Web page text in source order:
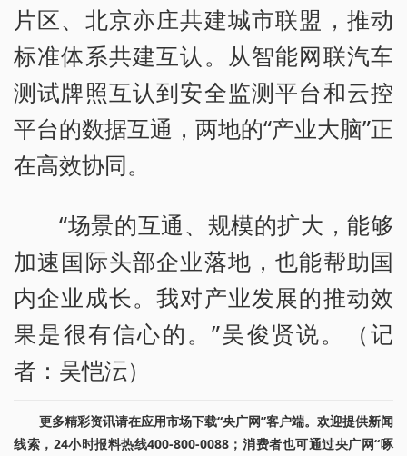
片区、北京亦庄共建城市联盟，推动
标准体系共建互认。从智能网联汽车
测试牌照互认到安全监测平台和云控
平台的数据互通，两地的“产业大脑”正
在高效协同。
“场景的互通、规模的扩大，能够
加速国际头部企业落地，也能帮助国
内企业成长。我对产业发展的推动效
果是很有信心的。”吴俊贤说。（记
者：吴恺沄）
更多精彩资讯请在应用市场下载“央广网”客户端。欢迎提供新闻
线索，24小时报料热线400-800-0088；消费者也可通过央广网“啄